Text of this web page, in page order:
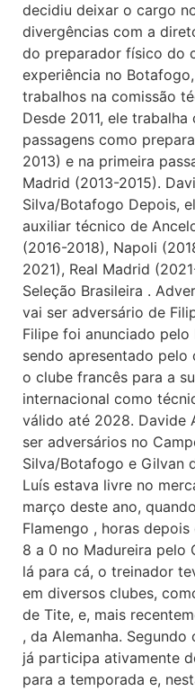
decidiu deixar o cargo
divergências com a
do preparador físico do
experiência no
trabalhos na comissão
Desde 2011, ele
passagens como
2013) e na primeira
Madrid (2013-2015).
Silva/Botafogo Depois,
auxiliar técnico de
(2016-2018), Napoli
2021), Real Madrid
Seleção Brasileira .
vai ser adversário de
Filipe foi anunciado pelo
sendo apresentado pelo
o clube francês para a
internacional como
válido até 2028. Davide
ser adversários no
Silva/Botafogo e Gilvan
Luís estava livre no
março deste ano,
Flamengo , horas
8 a 0 no Madureira pelo
lá para cá, o treinador
em diversos clubes,
de Tite, e, mais
, da Alemanha.
já participa ativamente
para a temporada e,